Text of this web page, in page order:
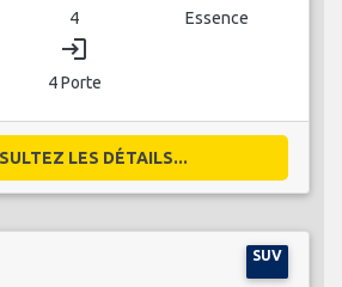
4 Essence
login
4 Porte
LES DÉTAILS...
SUV